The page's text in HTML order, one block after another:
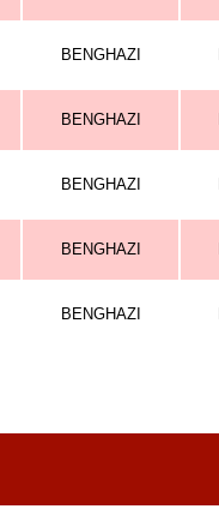
BENGHAZI
BENGHAZI
BENGHAZI
BENGHAZI
BENGHAZI